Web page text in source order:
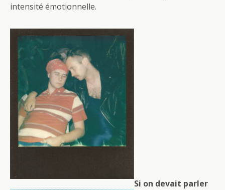
intensité émotionnelle.
Si on devait parler